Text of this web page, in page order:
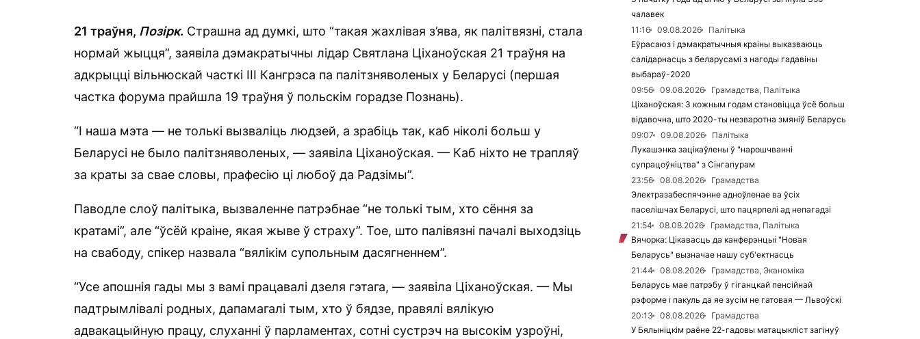
21 траўня, Позірк. Страшна ад думкі, што “такая жахлівая з’ява, як палітвязні, стала
нормай жыцця”, заявіла дэмакратычны лідар Святлана Ціханоўская 21 траўня на
адкрыцці вільнюскай часткі III Кангрэса па палітзняволеных у Беларусі (першая
частка форума прайшла 19 траўня ў польскім горадзе Познань).
“І наша мэта — не толькі вызваліць людзей, а зрабіць так, каб ніколі больш у
Беларусі не было палітзняволеных, — заявіла Ціханоўская. — Каб ніхто не трапляў
за краты за свае словы, прафесію ці любоў да Радзімы”.
Паводле слоў палітыка, вызваленне патрэбнае “не толькі тым, хто сёння за
кратамі”, але “ўсёй краіне, якая жыве ў страху”. Тое, што палівязні пачалі выходзіць
на свабоду, спікер назвала “вялікім супольным дасягненнем”.
“Усе апошнія гады мы з вамі працавалі дзеля гэтага, — заявіла Ціханоўская. — Мы
падтрымлівалі родных, дапамагалі тым, хто ў бядзе, правялі вялікую
адвакацыйную працу, слуханні ў парламентах, сотні сустрэч на высокім узроўні,
чалавек
11:16
09.08.2026
Палітыка
Еўрасаюз і дэмакратычныя краіны выказваюць
салідарнасць з беларусамі з нагоды гадавіны
выбараў-2020
09:56
09.08.2026
Грамадства, Палітыка
Ціханоўская: З кожным годам становіцца ўсё больш
відавочна, што 2020-ты незваротна змяніў Беларусь
09:07
09.08.2026
Палітыка
Лукашэнка зацікаўлены ў "нарошчванні
супрацоўніцтва" з Сінгапурам
23:56
08.08.2026
Грамадства
Электразабеспячэнне адноўленае ва ўсіх
паселішчах Беларусі, што пацярпелі ад непагадзі
21:54
08.08.2026
Грамадства, Палітыка
Вячорка: Цікавасць да канферэнцыі "Новая
Беларусь" вызначае нашу суб'ектнасць
21:44
08.08.2026
Грамадства, Эканоміка
Беларусь мае патрэбу ў гіганцкай пенсійнай
рэформе і пакуль да яе зусім не гатовая — Львоўскі
20:13
08.08.2026
Грамадства
У Бялыніцкім раёне 22-гадовы матацыкліст загінуў